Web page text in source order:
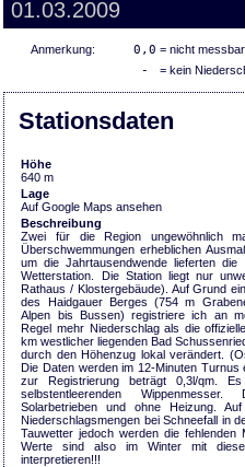
01.03.2009
Anmerkung: 0,0 = nicht
- = kein
Stationsdaten
Höhe
640 m
Lage
Auf Google Maps ansehen
Beschreibung
Zwei für die Region ungewöhnlich
Überschwemmungen erheblichen
um die Jahrtausendwende lieferten die
Wetterstation. Die Station liegt nur
Rathaus / Klostergebäude). Auf Grund
des Haidgauer Berges (754 m
Alpen bis Bussen) registriere ich an
Regel mehr Niederschlag als die
km westlicher liegenden Bad
durch den Höhenzug lokal verändert.
Die Daten werden im 12-Minuten Turnus
zur Registrierung beträgt 0,3l/qm.
selbstentleerenden
Solarbetrieben und ohne Heizung.
Niederschlagsmengen bei Schneefall in
Tauwetter jedoch werden die fehlenden
Werte sind also im Winter mit
interpretieren!!!